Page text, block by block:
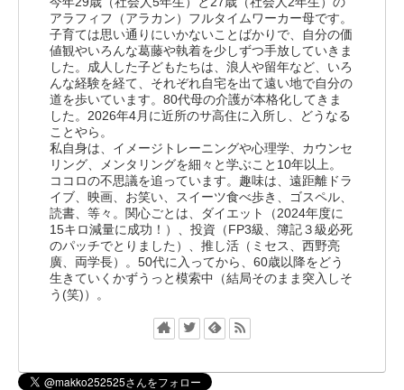
アラフィフ（アラカン）フルタイムワーカー母です。
子育ては思い通りにいかないことばかりで、自分の価
値観やいろんな葛藤や執着を少しずつ手放していきま
した。成人した子どもたちは、浪人や留年など、いろ
んな経験を経て、それぞれ自宅を出て遠い地で自分の
道を歩いています。80代母の介護が本格化してきま
した。2026年4月に近所のサ高住に入所し、どうなる
ことやら。
私自身は、イメージトレーニングや心理学、カウンセ
リング、メンタリングを細々と学ぶこと10年以上。
ココロの不思議を追っています。趣味は、遠距離ドラ
イブ、映画、お笑い、スイーツ食べ歩き、ゴスペル、
読書、等々。関心ごとは、ダイエット（2024年度に
15キロ減量に成功！）、投資（FP3級、簿記３級必死
のパッチでとりました）、推し活（ミセス、西野亮
廣、両学長）。50代に入ってから、60歳以降をどう
生きていくかずうっと模索中（結局そのまま突入しそ
う(笑)）。